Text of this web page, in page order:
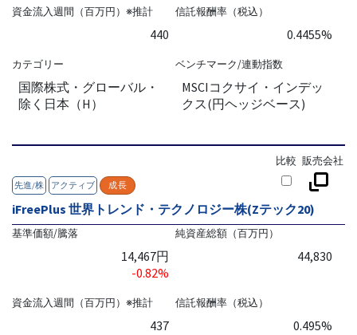
資金流入週間（百万円）※推計
440
信託報酬率（税込）
0.4455%
カテゴリー
国際株式・グローバル・
除く日本（H）
ベンチマーク/連動指数
MSCIコクサイ・インデッ
クス(円ヘッジベース)
先進/株 アクティブ 成長
比較 販売会社
iFreePlus 世界トレンド・テクノロジー株(Zテック20)
基準価額/騰落
14,467円
-0.82%
純資産総額（百万円）
44,830
資金流入週間（百万円）※推計
437
信託報酬率（税込）
0.495%